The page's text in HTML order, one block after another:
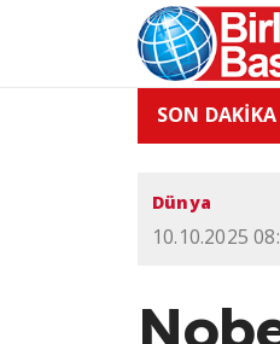
SON DAKİKA
Quirno, Brezilya'dan…
Dünya
10.10.2025